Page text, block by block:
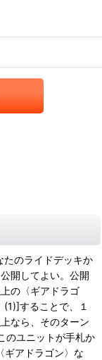
たのライドデッキか
開してよい。公開
の〈ギアドラゴ
することで、１
なら、そのターン
のユニットが手札か
ギアドラゴン〉な